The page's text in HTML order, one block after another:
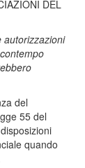
DEL
autorizzazioni
del
55 del
quando